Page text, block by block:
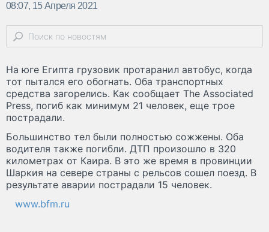
08:07, 15 Апреля 2021
На юге Египта грузовик протаранил автобус, когда
тот пытался его обогнать. Оба транспортных
средства загорелись. Как сообщает The Associated
Press, погиб как минимум 21 человек, еще трое
пострадали.
Большинство тел были полностью сожжены. Оба
водителя также погибли. ДТП произошло в 320
километрах от Каира. В это же время в провинции
Шаркия на севере страны с рельсов сошел поезд. В
результате аварии пострадали 15 человек.
www.bfm.ru